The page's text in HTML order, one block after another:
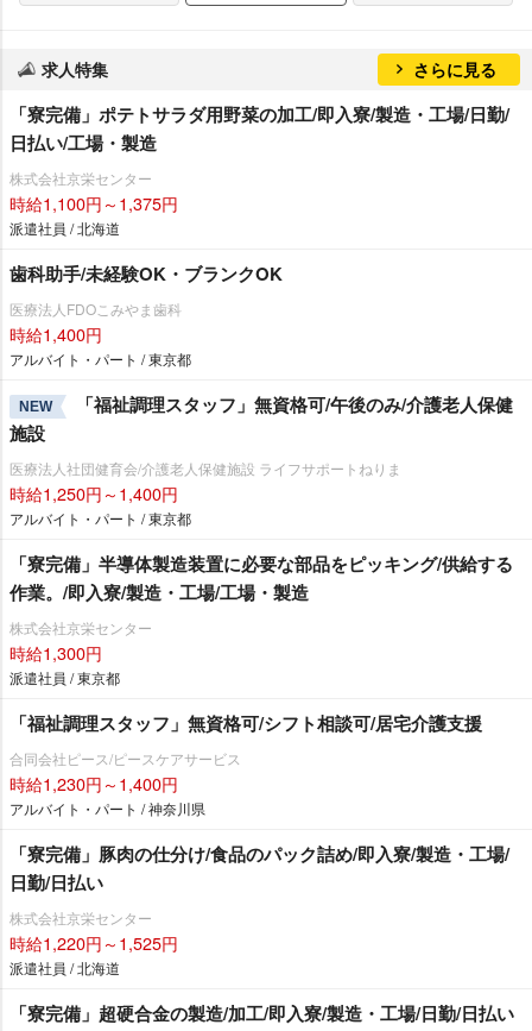
求人特集 さらに見る
「寮完備」ポテトサラダ用野菜の加工/即入寮/製造・工場/日勤/
日払い/工場・製造
株式会社京栄センター
時給1,100円～1,375円
派遣社員 / 北海道
歯科助手/未経験OK・ブランクOK
医療法人FDOこみやま歯科
時給1,400円
アルバイト・パート / 東京都
NEW
「福祉調理スタッフ」無資格可/午後のみ/介護老人保健
施設
医療法人社団健育会/介護老人保健施設 ライフサポートねりま
時給1,250円～1,400円
アルバイト・パート / 東京都
「寮完備」半導体製造装置に必要な部品をピッキング/供給する
作業。/即入寮/製造・工場/工場・製造
株式会社京栄センター
時給1,300円
派遣社員 / 東京都
「福祉調理スタッフ」無資格可/シフト相談可/居宅介護支援
合同会社ピース/ピースケアサービス
時給1,230円～1,400円
アルバイト・パート / 神奈川県
「寮完備」豚肉の仕分け/食品のパック詰め/即入寮/製造・工場/
日勤/日払い
株式会社京栄センター
時給1,220円～1,525円
派遣社員 / 北海道
「寮完備」超硬合金の製造/加工/即入寮/製造・工場/日勤/日払い